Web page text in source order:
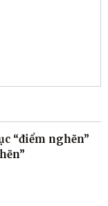
“điểm nghẽn”